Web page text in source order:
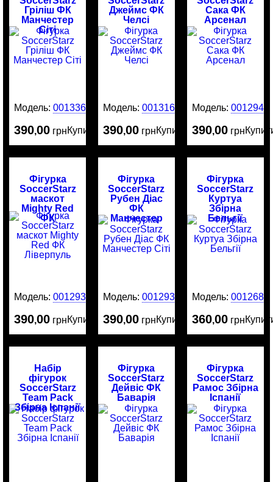
Гріліш ФК
Манчестер
Сіті
Модель:0013369
390,00 грнКупити
Джеймс ФК
Челсі
Модель:0013161
390,00 грнКупити
Сака ФК
Арсенал
Модель: 0012942
390,00 грн
Фігурка
SoccerStarz
маскот
Mighty Red
ФК
Ліверпуль
Модель:0012938
390,00 грнКупити
Фігурка
SoccerStarz
Рубен Діас
ФК
Манчестер
Сіті
Модель:0012937
390,00 грнКупити
Фігурка
SoccerStarz
Куртуа
Збірна
Бельгії
Модель: 0012685
360,00 грн
Набір
фігурок
SoccerStarz
Team Pack
Збірна Іспанії
Фігурка
SoccerStarz
Дейвіс ФК
Баварія
Фігурка
SoccerStarz
Рамос Збірна
Іспанії